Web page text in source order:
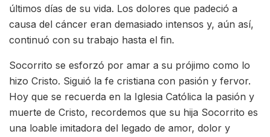
últimos días de su vida. Los dolores que padeció a
causa del cáncer eran demasiado intensos y, aún así,
continuó con su trabajo hasta el fin.
Socorrito se esforzó por amar a su prójimo como lo
hizo Cristo. Siguió la fe cristiana con pasión y fervor.
Hoy que se recuerda en la Iglesia Católica la pasión y
muerte de Cristo, recordemos que su hija Socorrito es
una loable imitadora del legado de amor, dolor y